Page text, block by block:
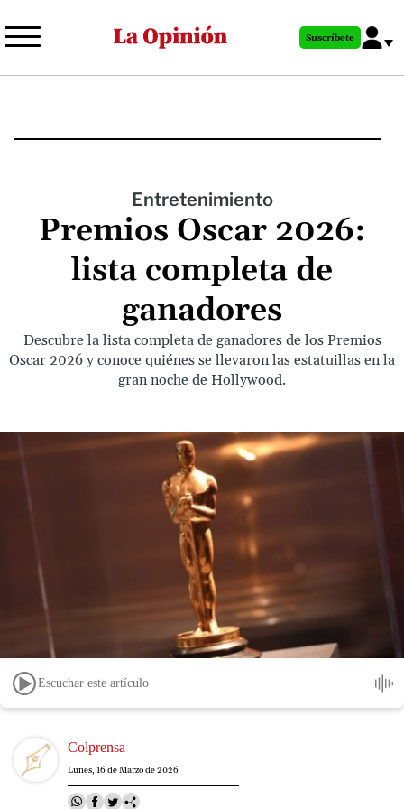
al
principal
Suscríbete
Entretenimiento
Premios Oscar 2026:
lista completa de
ganadores
Descubre la lista completa de ganadores de los Premios
Oscar 2026 y conoce quiénes se llevaron las estatuillas en la
gran noche de Hollywood.
Escuchar este artículo
Image Colprensa
Lunes, 16 de Marzo de 2026